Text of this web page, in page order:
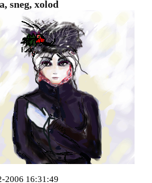
sneg, xolod
2006 16:31:49